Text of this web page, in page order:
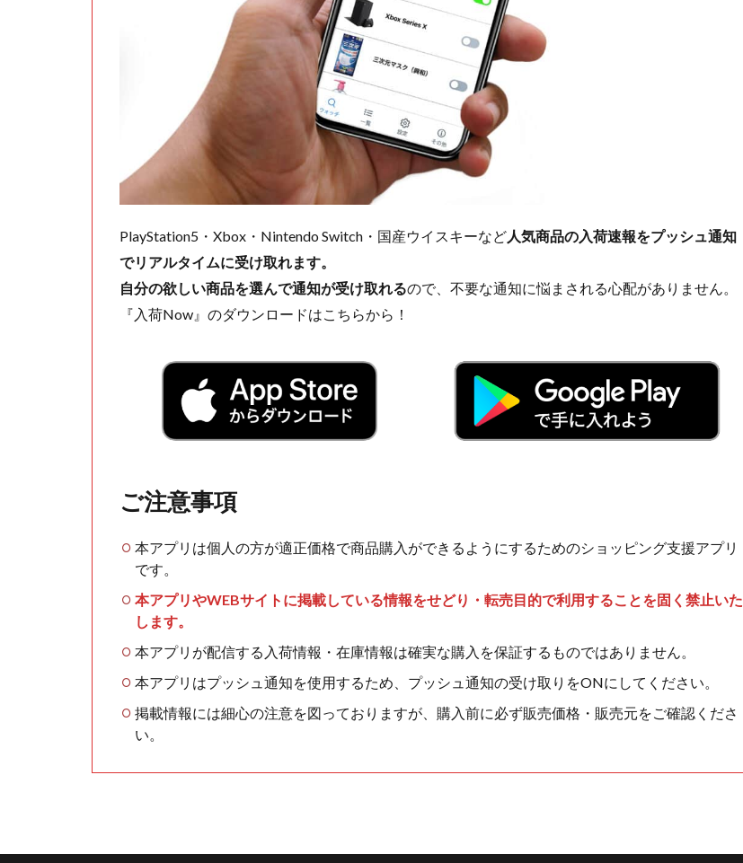
PlayStation5・Xbox・Nintendo Switch・国産ウイスキーなど人気商品の入荷速報をプッシュ通知
でリアルタイムに受け取れます。
自分の欲しい商品を選んで通知が受け取れるので、不要な通知に悩まされる心配がありません。
『入荷Now』のダウンロードはこちらから！
ご注意事項
本アプリは個人の方が適正価格で商品購入ができるようにするためのショッピング支援アプリ
です。
本アプリやWEBサイトに掲載している情報をせどり・転売目的で利用することを固く禁止いた
します。
本アプリが配信する入荷情報・在庫情報は確実な購入を保証するものではありません。
本アプリはプッシュ通知を使用するため、プッシュ通知の受け取りをONにしてください。
掲載情報には細心の注意を図っておりますが、購入前に必ず販売価格・販売元をご確認くださ
い。